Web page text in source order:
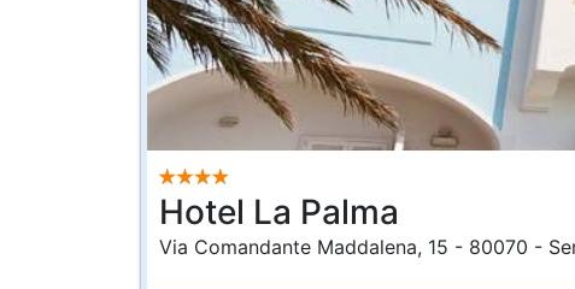
Hotel La Palma
Via Comandante Maddalena, 15 - 80070 -